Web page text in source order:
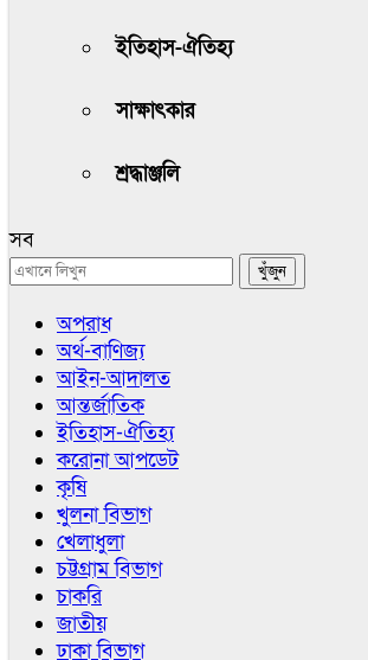
ইতিহাস-ঐতিহ্য
সাক্ষাৎকার
শ্রদ্ধাঞ্জলি
সব
অপরাধ
অর্থ-বাণিজ্য
আইন-আদালত
আন্তর্জাতিক
ইতিহাস-ঐতিহ্য
করোনা আপডেট
কৃষি
খুলনা বিভাগ
খেলাধুলা
চট্টগ্রাম বিভাগ
চাকরি
জাতীয়
ঢাকা বিভাগ